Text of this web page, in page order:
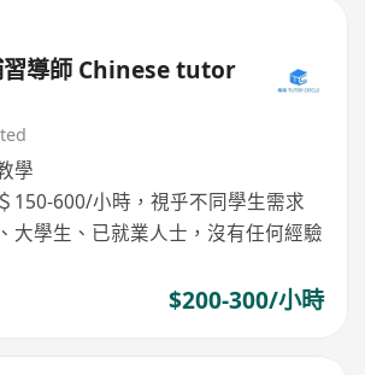
習導師 Chinese tutor
學
150-600/小時，視乎不同學生需求
大學生、已就業人士，沒有任何經驗
$200-300/小時